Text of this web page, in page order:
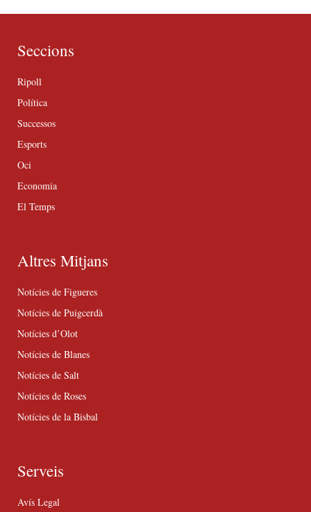
Seccions
Ripoll
Política
Successos
Esports
Oci
Economia
El Temps
Altres Mitjans
Notícies de Figueres
Notícies de Puigcerdà
Notícies d’Olot
Notícies de Blanes
Notícies de Salt
Notícies de Roses
Notícies de la Bisbal
Serveis
Avís Legal